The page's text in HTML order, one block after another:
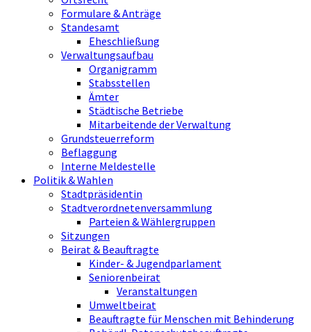
Formulare & Anträge
Standesamt
Eheschließung
Verwaltungsaufbau
Organigramm
Stabsstellen
Ämter
Städtische Betriebe
Mitarbeitende der Verwaltung
Grundsteuerreform
Beflaggung
Interne Meldestelle
Politik & Wahlen
Stadtpräsidentin
Stadtverordnetenversammlung
Parteien & Wählergruppen
Sitzungen
Beirat & Beauftragte
Kinder- & Jugendparlament
Seniorenbeirat
Veranstaltungen
Umweltbeirat
Beauftragte für Menschen mit Behinderung